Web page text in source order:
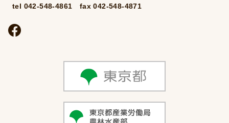
tel 042-548-4861 fax 042-548-4871